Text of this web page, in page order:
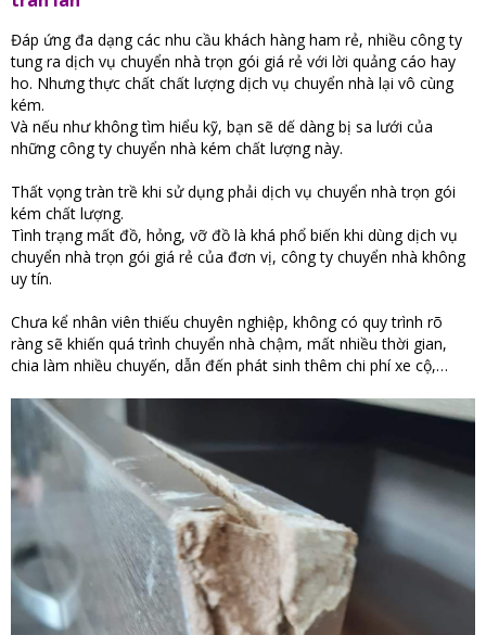
Đáp ứng đa dạng các nhu cầu khách hàng ham rẻ, nhiều công ty
tung ra dịch vụ chuyển nhà trọn gói giá rẻ với lời quảng cáo hay
ho. Nhưng thực chất chất lượng dịch vụ chuyển nhà lại vô cùng
kém.
Và nếu như không tìm hiểu kỹ, bạn sẽ dế dàng bị sa lưới của
những công ty chuyển nhà kém chất lượng này.
Thất vọng tràn trề khi sử dụng phải dịch vụ chuyển nhà trọn gói
kém chất lượng.
Tình trạng mất đồ, hỏng, vỡ đồ là khá phổ biến khi dùng dịch vụ
chuyển nhà trọn gói giá rẻ của đơn vị, công ty chuyển nhà không
uy tín.
Chưa kể nhân viên thiếu chuyên nghiệp, không có quy trình rõ
ràng sẽ khiến quá trình chuyển nhà chậm, mất nhiều thời gian,
chia làm nhiều chuyến, dẫn đến phát sinh thêm chi phí xe cộ,…